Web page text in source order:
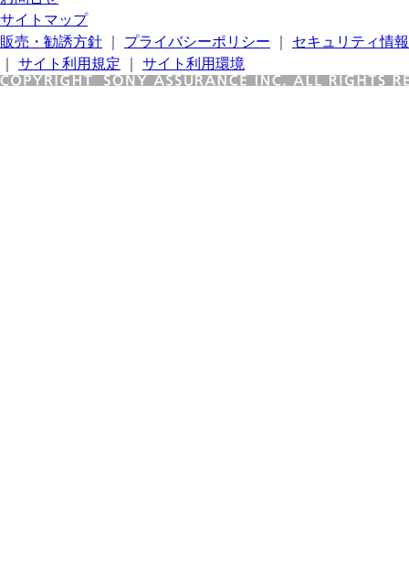
サイトマップ
販売・勧誘方針
プライバシーポリシー
セキュリティ情報
サイト利用規定 サイト利用環境